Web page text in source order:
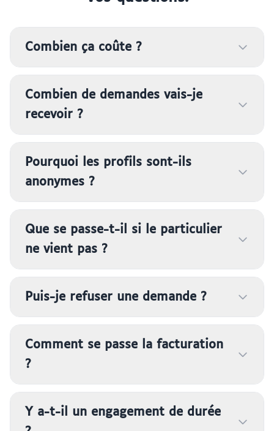
Combien ça coûte ?
Combien de demandes vais-je
recevoir ?
Pourquoi les profils sont-ils
anonymes ?
Que se passe-t-il si le particulier
ne vient pas ?
Puis-je refuser une demande ?
Comment se passe la facturation
?
Y a-t-il un engagement de durée